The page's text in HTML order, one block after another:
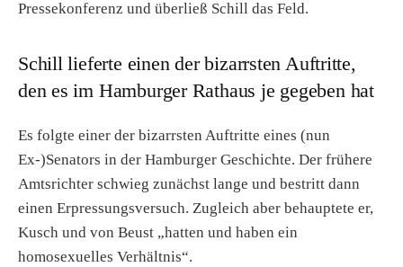
Pressekonferenz und überließ Schill das Feld.
Schill lieferte einen der bizarrsten Auftritte,
den es im Hamburger Rathaus je gegeben hat
Es folgte einer der bizarrsten Auftritte eines (nun
Ex-)Senators in der Hamburger Geschichte. Der frühere
Amtsrichter schwieg zunächst lange und bestritt dann
einen Erpressungsversuch. Zugleich aber behauptete er,
Kusch und von Beust „hatten und haben ein
homosexuelles Verhältnis“.